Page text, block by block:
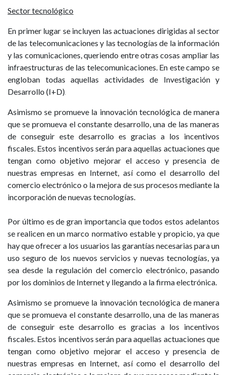
Sector tecnológico
En primer lugar se incluyen las actuaciones dirigidas al sector
de las telecomunicaciones y las tecnologías de la información
y las comunicaciones, queriendo entre otras cosas ampliar las
infraestructuras de las telecomunicaciones. En este campo se
engloban todas aquellas actividades de Investigación y
Desarrollo (I+D)
Asimismo se promueve la innovación tecnológica de manera
que se promueva el constante desarrollo, una de las maneras
de conseguir este desarrollo es gracias a los incentivos
fiscales. Estos incentivos serán para aquellas actuaciones que
tengan como objetivo mejorar el acceso y presencia de
nuestras empresas en Internet, así como el desarrollo del
comercio electrónico o la mejora de sus procesos mediante la
incorporación de nuevas tecnologías.
Por último es de gran importancia que todos estos adelantos
se realicen en un marco normativo estable y propicio, ya que
hay que ofrecer a los usuarios las garantías necesarias para un
uso seguro de los nuevos servicios y nuevas tecnologías, ya
sea desde la regulación del comercio electrónico, pasando
por los dominios de Internet y llegando a la firma electrónica.
Asimismo se promueve la innovación tecnológica de manera
que se promueva el constante desarrollo, una de las maneras
de conseguir este desarrollo es gracias a los incentivos
fiscales. Estos incentivos serán para aquellas actuaciones que
tengan como objetivo mejorar el acceso y presencia de
nuestras empresas en Internet, así como el desarrollo del